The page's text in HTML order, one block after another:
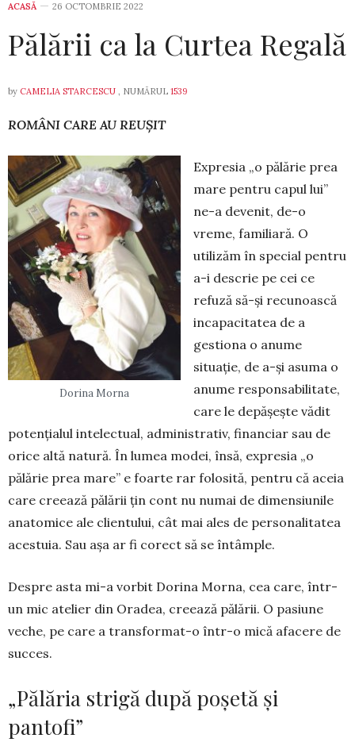
ACASĂ 26 OCTOMBRIE 2022
Pălării ca la Curtea Regală
by CAMELIA STARCESCU , NUMĂRUL 1539
ROMÂNI CARE AU REUȘIT
Dorina Morna
Expresia „o pălărie prea
mare pentru capul lui”
ne-a devenit, de-o
vreme, familiară. O
utilizăm în special pentru
a-i descrie pe cei ce
refuză să-și recunoască
incapacitatea de a
gestiona o anume
situație, de a-și asuma o
anume responsabilitate,
care le depășește vădit
potențialul intelectual, administrativ, financiar sau de
orice altă natură. În lumea modei, însă, ex­presia „o
pălărie prea mare” e foarte rar fo­losită, pentru că aceia
care creează pălării țin cont nu numai de dimensiunile
anatomice ale clientului, cât mai ales de personalitatea
acestuia. Sau așa ar fi corect să se întâmple.
Despre asta mi-a vorbit Dorina Morna, cea care, într-
un mic atelier din Oradea, cre­ează pălării. O pasiune
veche, pe care a trans­format-o într-o mică afacere de
succes.
„Pălăria strigă după poșetă și
pantofi”